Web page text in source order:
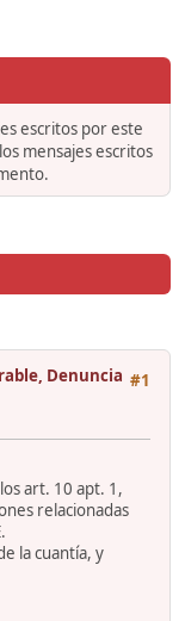
escritos por este
mensajes escritos
#1
Denuncia
art. 10 apt. 1,
relacionadas
la cuantía, y